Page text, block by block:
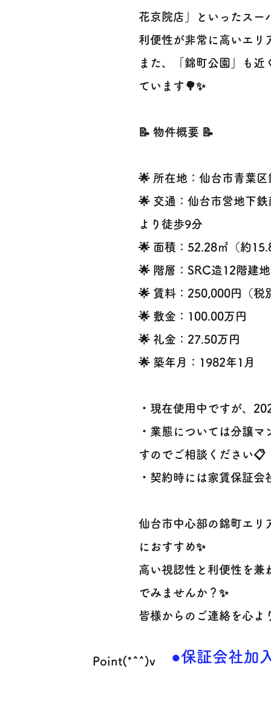
花京院店」といったスー
利便性が非常に高いエリ
また、「錦町公園」も
ています🌳✨
📝 物件概要 📝
🌟 所在地：仙台市青葉
🌟 交通：仙台市営地下
より徒歩9分
🌟 面積：52.28㎡（約
🌟 階層：SRC造12階建
🌟 賃料：250,000円（税
🌟 敷金：100.00万円
🌟 礼金：27.50万円
🌟 築年月：1982年1月
・現在使用中ですが、
・業態については分譲
すのでご相談ください📋
・契約時には家賃保証会
仙台市中心部の錦町エリ
におすすめ✨
高い視認性と利便性を兼
でみませんか？✨
皆様からのご連絡を心よ
Point(*^^)v ●保証会社加